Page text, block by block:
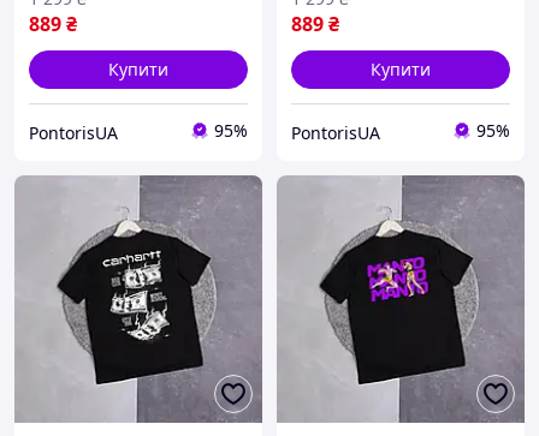
889₴
Купити
PontorisUA 95%
889₴
Купити
PontorisUA 95%